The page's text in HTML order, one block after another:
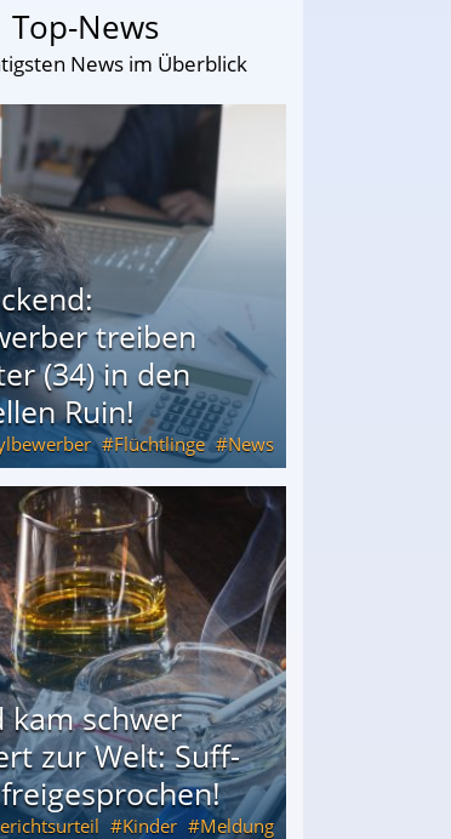
Top-News
News im Überblick
treiben
(34) in den
Ruin!
Flüchtlinge News
Ruin!
kam schwer
zur Welt: Suff-
Kinder Meldung